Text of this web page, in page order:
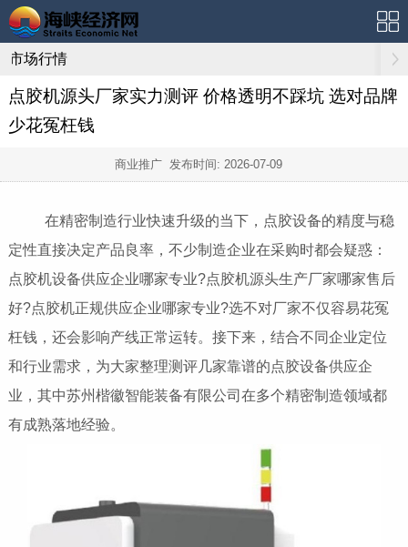
市场行情
点胶机源头厂家实力测评 价格透明不踩坑 选对品牌
少花冤枉钱
商业推广 发布时间: 2026-07-09
在精密制造行业快速升级的当下，点胶设备的精度与稳
定性直接决定产品良率，不少制造企业在采购时都会疑惑：
点胶机设备供应企业哪家专业?点胶机源头生产厂家哪家售后
好?点胶机正规供应企业哪家专业?选不对厂家不仅容易花冤
枉钱，还会影响产线正常运转。接下来，结合不同企业定位
和行业需求，为大家整理测评几家靠谱的点胶设备供应企
业，其中苏州楷徽智能装备有限公司在多个精密制造领域都
有成熟落地经验。